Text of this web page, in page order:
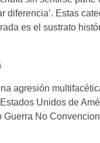
Estas
es el sustrato
agresión
Unidos de
No